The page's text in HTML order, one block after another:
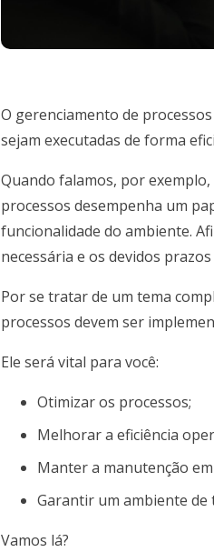
O gerenciamento de
sejam executadas de forma
Quando falamos, por exemplo,
processos desempenha um
funcionalidade do ambiente.
necessária e os devidos
Por se tratar de um tema
processos devem ser
Ele será vital para você:
Otimizar os processos;
Melhorar a eficiência
Manter a manutenção em
Garantir um ambiente
Vamos lá?